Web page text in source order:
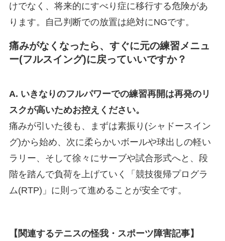
けでなく、将来的にすべり症に移行する危険があ
ります。自己判断での放置は絶対にNGです。
痛みがなくなったら、すぐに元の練習メニュ
ー(フルスイング)に戻っていいですか？
A. いきなりのフルパワーでの練習再開は再発のリ
スクが高いためお控えください。
痛みが引いた後も、まずは素振り(シャドースイン
グ)から始め、次に柔らかいボールや球出しの軽い
ラリー、そして徐々にサーブや試合形式へと、段
階を踏んで負荷を上げていく「競技復帰プログラ
ム(RTP)」に則って進めることが安全です。
【関連するテニスの怪我・スポーツ障害記事】